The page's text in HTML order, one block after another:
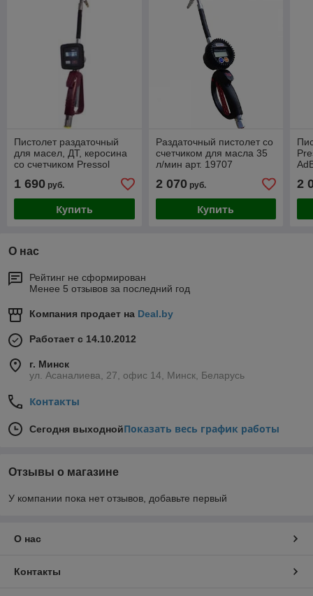
Пистолет раздаточный
для масел, ДТ, керосина
со счетчиком Pressol
1 690 руб.
Купить
Раздаточный пистолет со
счетчиком для масла 35
л/мин арт. 19707
2 070руб.
Купить
2
О нас
Рейтинг не сформирован
Менее 5 отзывов за последний год
Компания продает на Deal.by
Работает с 14.10.2012
г. Минск
ул. Асаналиева, 27, офис 14, Минск, Беларусь
Контакты
Сегодня выходнойПоказать весь график работы
Отзывы о магазине
У компании пока нет отзывов, добавьте первый
О нас
Контакты